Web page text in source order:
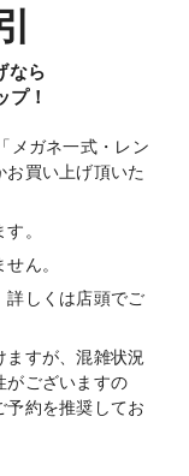
なら
プ！
メガネ一式・レン
お買い上げ頂いた
。
ん。
詳しくは店頭でご
ますが、混雑状況
がございますの
予約を推奨してお